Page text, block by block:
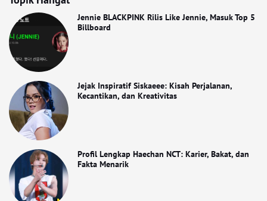
Jennie BLACKPINK Rilis Like Jennie, Masuk Top 5
Billboard
Jejak Inspiratif Siskaeee: Kisah Perjalanan,
Kecantikan, dan Kreativitas
Profil Lengkap Haechan NCT: Karier, Bakat, dan
Fakta Menarik